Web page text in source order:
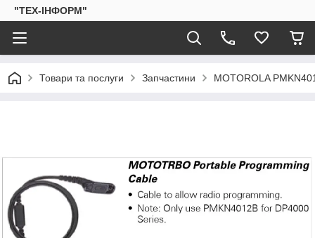
"ТЕХ-ІНФОРМ"
Товари та послуги Запчастини MOTOROLA